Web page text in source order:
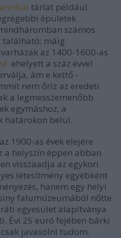
tárlat például
épületek
számos
található; máig
az 1400-1600-as
ehelyett a száz évvel
ám e kettő -
nem őriz az eredeti
a legmesszemenőbb
egymáshoz, a
határokon belül.
1900-as évek elejére
a helyszín éppen abban
visszaadja az egykori
létesítmény egyébként
hanem egy helyi
falumúzeumából nőtte
egyesület alapítványa
Évi 25 euró fejében bárki
javasolni tudom.